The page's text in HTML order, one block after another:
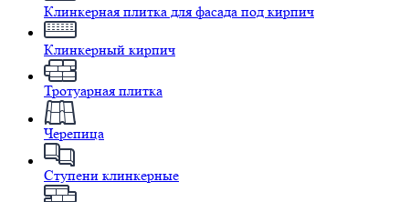
Клинкерная плитка для фасада под кирпич
Клинкерный кирпич
Тротуарная плитка
Черепица
Ступени клинкерные